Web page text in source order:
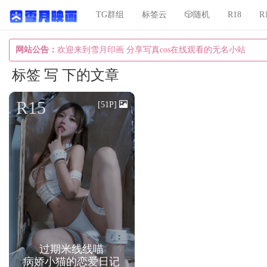
网站公告： 欢迎来到雪月印画 分享写真cos在线观看的无名小站
TG群组 标签云 🎲随机 R18
标签 写 下的文章
过期米线线喵
病娇小猫的恋爱日记
R15 [51P]